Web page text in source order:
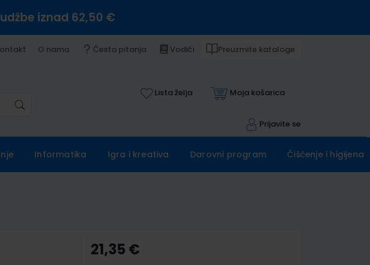
iznad 62,50 €
O nama Česta pitanja Vodiči Preuzmite kataloge
Lista želja Moja košarica
Prijavite se
Informatika Igra i kreativa Darovni program Čišćenje i higijena
21,35 €